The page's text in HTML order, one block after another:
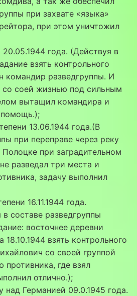
при захвате «языка»
при этом уничтожил
года. (Действуя в
взять контрольного
командир разведгруппы. И
со соей жизнью под сильным
вытащил командира и
13.06.1944 года.(В
при переправе через реку
Полоцке при заградительном
разведал три места и
задачу выполнил
16.11.1944 года.
составе разведгруппы
восточнее деревни
18.10.1944 взять контрольного
со своей группой
противника, где взял
отлично.);
над Германией 09.0.1945 года.